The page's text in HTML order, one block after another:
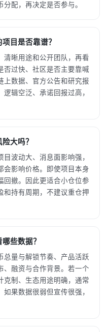
配，再决定是否参与。
目是否靠谱？
清晰用途和公开团队，再看
否过快、社区是否主要靠喊
上数据、官方公告和研究报
辑空泛、承诺回报过高，
大吗？
波动大、消息面影响强，
会影响价格。即使项目本身
回撤。因此更适合小仓位参
和持有周期，不建议重仓押
些数据？
总量与解锁节奏、产品活跃
、融资与合作背景。若一个
克制、生态用途明确，通常
果数据很弱但宣传很强，